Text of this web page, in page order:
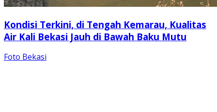
Kondisi Terkini, di Tengah Kemarau, Kualitas
Air Kali Bekasi Jauh di Bawah Baku Mutu
Foto Bekasi